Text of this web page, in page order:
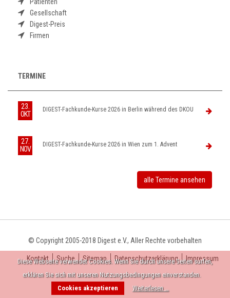
Gesellschaft
Digest-Preis
Firmen
TERMINE
23.
OKT
DIGEST-Fachkunde-Kurse 2026 in Berlin während des DKOU
27.
NOV
DIGEST-Fachkunde-Kurse 2026 in Wien zum 1. Advent
alle Termine ansehen
© Copyright 2005-2018 Digest e.V., Aller Rechte vorbehalten
Kontakt Suche Sitemap Datenschutzerklärung Impressum
Diese Webseite verwendet Cookies. Wenn Sie durch unsere Seiten surfen,
erklären Sie sich mit unseren Nutzungsbedingungen einverstanden.
Cookies akzeptieren
Weiterlesen …